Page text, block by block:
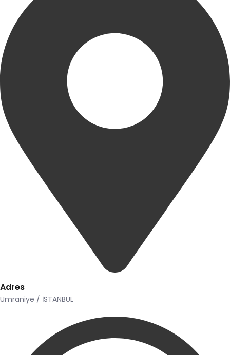
Adres
Ümraniye / İSTANBUL